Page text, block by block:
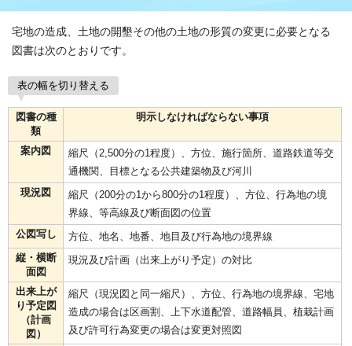
宅地の造成、土地の開墾その他の土地の形質の変更に必要となる
図書は次のとおりです。
表の幅を切り替える
図書の種
類
明示しなければならない事項
案内図
縮尺（2,500分の1程度）、方位、施行箇所、道路鉄道等交
通機関、目標となる公共建築物及び河川
現況図
縮尺（200分の1から800分の1程度）、方位、行為地の境
界線、等高線及び断面図の位置
公図写し
方位、地名、地番、地目及び行為地の境界線
縦・横断
面図
現況及び計画（出来上がり予定）の対比
出来上が
り予定図
（計画
図）
縮尺（現況図と同一縮尺）、方位、行為地の境界線、宅地
造成の場合は区画割、上下水道配管、道路幅員、植栽計画
及び許可行為変更の場合は変更対照図